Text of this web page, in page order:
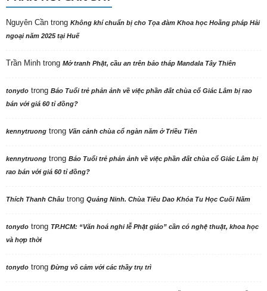
Nguyên Cần trong Không khí chuẩn bị cho Tọa đàm Khoa học Hoằng pháp Hải
ngoại năm 2025 tại Huế
Trần Minh trong Mở tranh Phật, cầu an trên bảo tháp Mandala Tây Thiên
tonydo trong Báo Tuổi trẻ phản ảnh về việc phần đất chùa cổ Giác Lâm bị rao
bán với giá 60 tỉ đồng?
kennytruong trong Vãn cảnh chùa cổ ngàn năm ở Triều Tiên
kennytruong trong Báo Tuổi trẻ phản ảnh về việc phần đất chùa cổ Giác Lâm bị
rao bán với giá 60 tỉ đồng?
Thích Thanh Châu trong Quảng Ninh. Chùa Tiêu Dao Khóa Tu Học Cuối Năm
tonydo trong TP.HCM: “Văn hoá nghi lễ Phật giáo” cần có nghệ thuật, khoa học
và hợp thời
tonydo trong Đừng vô cảm với các thầy trụ trì